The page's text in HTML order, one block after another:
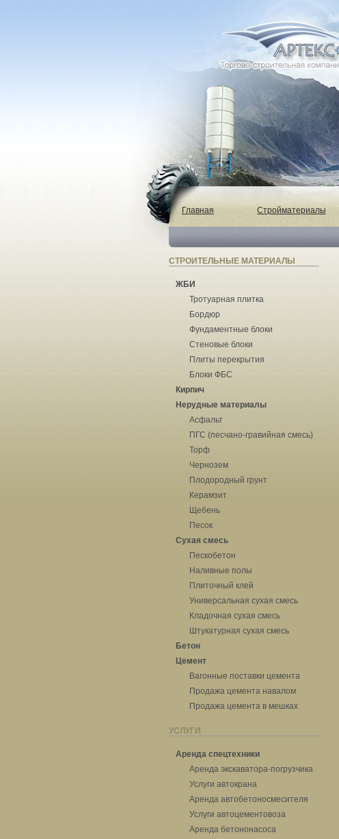
Главная Стройматериалы
СТРОИТЕЛЬНЫЕ МАТЕРИАЛЫ
ЖБИ
Тротуарная плитка
Бордюр
Фундаментные блоки
Стеновые блоки
Плиты перекрытия
Блоки ФБС
Кирпич
Нерудные материалы
Асфальт
ПГС (песчано-гравийная смесь)
Торф
Чернозем
Плодородный грунт
Керамзит
Щебень
Песок
Сухая смесь
Пескобетон
Наливные полы
Плиточный клей
Универсальная сухая смесь
Кладочная сухая смесь
Штукатурная сухая смесь
Бетон
Цемент
Вагонные поставки цемента
Продажа цемента навалом
Продажа цемента в мешках
УСЛУГИ
Аренда спецтехники
Аренда экскаватора-погрузчика
Услуги автокрана
Аренда автобетоносмесителя
Услуги автоцементовоза
Аренда бетононасоса